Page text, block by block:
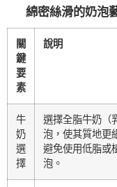
綿密絲滑的奶泡
關
鍵
要
素
說明
牛
奶
選
擇
選擇全脂牛奶（
泡，使其質地更
避免使用低脂或
泡。